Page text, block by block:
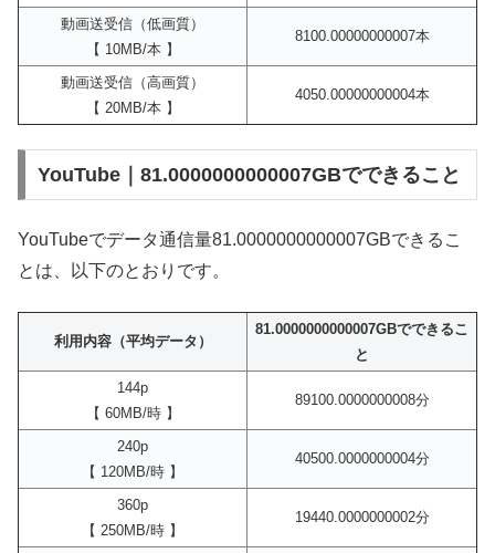
動画送受信（低画質）
【 10MB/本 】
8100.00000000007本
動画送受信（高画質）
【 20MB/本 】
4050.00000000004本
YouTube｜81.0000000000007GBでできること
YouTubeでデータ通信量81.0000000000007GBできるこ
とは、以下のとおりです。
利用内容（平均データ）
81.0000000000007GBでできるこ
と
144p
【 60MB/時 】
89100.0000000008分
240p
【 120MB/時 】
40500.0000000004分
360p
【 250MB/時 】
19440.0000000002分